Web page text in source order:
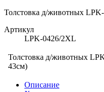
Толстовка д/животных
Артикул
LPK-0426/2XL
Толстовка д/животных
43см)
Описание